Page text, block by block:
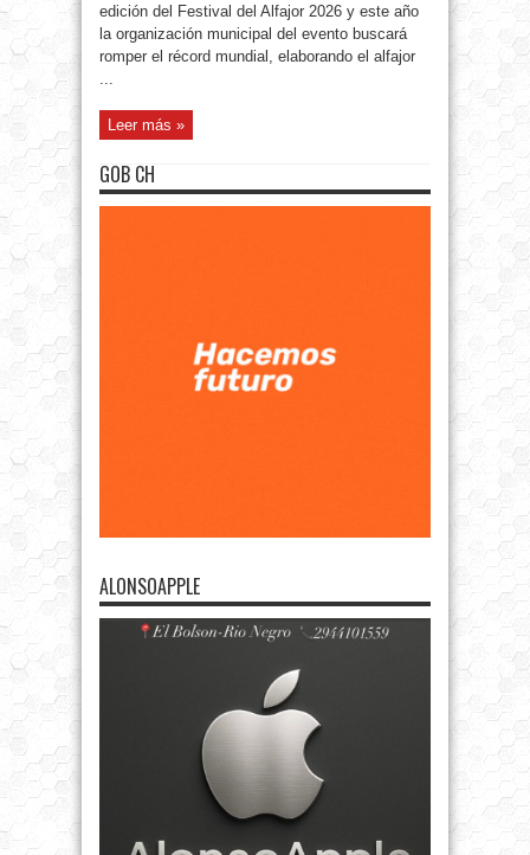
edición del Festival del Alfajor 2026 y este año
la organización municipal del evento buscará
romper el récord mundial, elaborando el alfajor
...
Leer más »
GOB CH
ALONSOAPPLE